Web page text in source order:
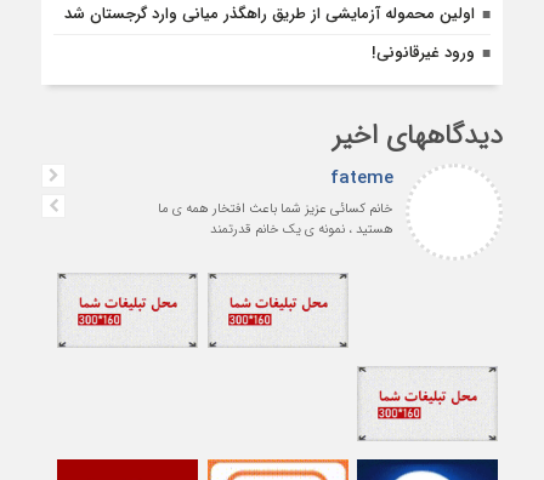
اولین محموله آزمایشی از طریق راهگذر میانی وارد گرجستان شد
ورود غیرقانونی!
دیدگاههای اخیر
fateme
خانم کسائی عزیز شما باعث افتخار همه ی ما
هستید ، نمونه ی یک خانم قدرتمند